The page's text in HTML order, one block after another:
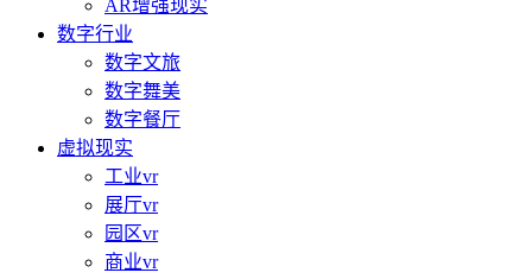
AR增强现实
数字行业
数字文旅
数字舞美
数字餐厅
虚拟现实
工业vr
展厅vr
园区vr
商业vr